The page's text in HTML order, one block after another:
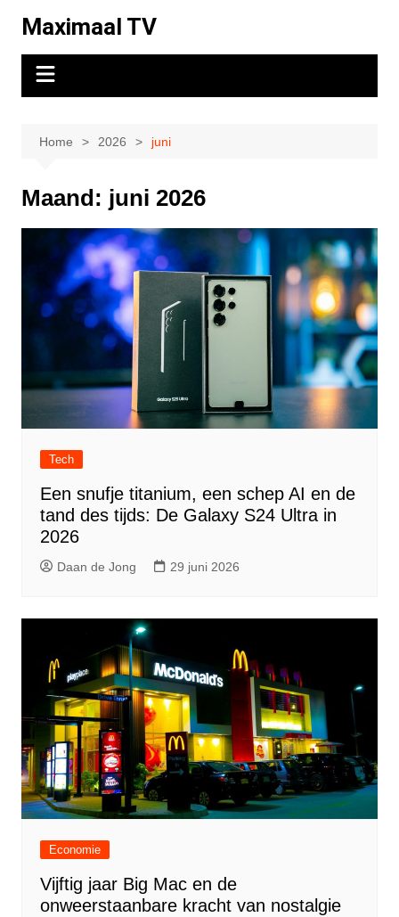
naar
inhoud
Maximaal TV
Home 2026 juni
Maand: juni 2026
Tech
Een snufje titanium, een schep AI en de
tand des tijds: De Galaxy S24 Ultra in
2026
Daan de Jong 29 juni 2026
Economie
Vijftig jaar Big Mac en de
onweerstaanbare kracht van nostalgie